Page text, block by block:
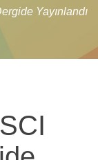
Yayınlandı